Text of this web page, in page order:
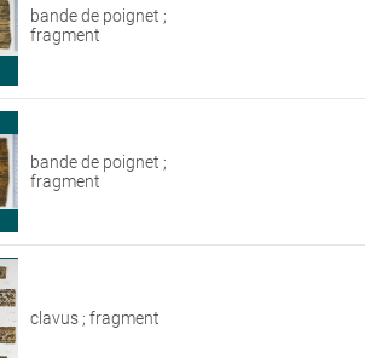
bande de poignet ;
fragment
bande de poignet ;
fragment
clavus ; fragment